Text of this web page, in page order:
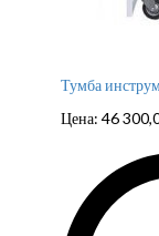
Тумба
Цена: 46